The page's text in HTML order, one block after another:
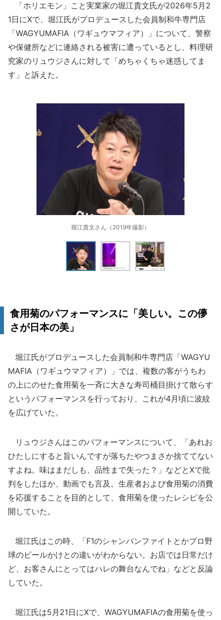
「ホリエモン」こと実業家の堀江貴文氏が2026年5月2
1日にXで、堀江氏がプロデュースした会員制和牛専門店
「WAGYUMAFIA（ワギュウマフィア）」について、警察
や保健所などに連絡される被害に遭っているとし、料理研
究家のリュウジさんに対して「めちゃくちゃ迷惑してま
す」と訴えた。
堀江貴文さん（2019年撮影）
食用菊のパフォーマンスに「美しい。この儚
さが日本の美」
堀江氏がプロデュースした会員制和牛専門店「WAGYU
MAFIA（ワギュウマフィア）」では、複数の客がうちわ
の上にのせた食用菊を一斉に大きな寿司桶目掛けて散らす
というパフォーマンスを行っており、これが4月頃に波紋
を広げていた。
リュウジさんはこのパフォーマンスについて、「あれお
ひたしにすると旨いんですが落ちたやつまさか捨ててない
すよね。味はまだしも、品性まで失った？」などとXで批
判をしたほか、動画でも言及。生産者および食用菊の消費
を応援することを目的として、食用菊を使ったレシピを公
開していた。
堀江氏はこの時、「F1のシャンパンファイトとかプロ野
球のビールかけとの違いがわからない。お店では日常だけ
ど、お客さんにとってはハレの舞台なんでね」などと反論
していた。
堀江氏は5月21日にXで、WAGYUMAFIAの食用菊を使っ